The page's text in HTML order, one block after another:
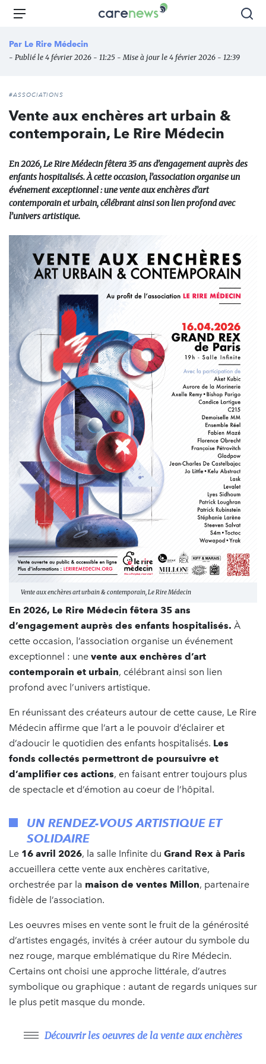
Aller
principal
Carenews,
des
Menu
Par Le Rire Médecin
- Publié le 4 février 2026 - 11:25 - Mise à jour le 4 février 2026 - 12:39
#ASSOCIATIONS
Vente aux enchères art urbain &
contemporain, Le Rire Médecin
En 2026, Le Rire Médecin fêtera 35 ans d’engagement auprès des
enfants hospitalisés. À cette occasion, l’association organise un
événement exceptionnel : une vente aux enchères d’art
contemporain et urbain, célébrant ainsi son lien profond avec
l’univers artistique.
Vente aux enchères art urbain & contemporain, Le Rire Médecin
En 2026, Le Rire Médecin fêtera 35 ans
d’engagement auprès des enfants hospitalisés. À
cette occasion, l’association organise un événement
exceptionnel : une vente aux enchères d’art
contemporain et urbain, célébrant ainsi son lien
profond avec l’univers artistique.
En réunissant des créateurs autour de cette cause, Le Rire
Médecin affirme que l’art a le pouvoir d’éclairer et
d’adoucir le quotidien des enfants hospitalisés. Les
fonds collectés permettront de poursuivre et
d’amplifier ces actions, en faisant entrer toujours plus
de spectacle et d’émotion au coeur de l’hôpital.
UN RENDEZ-VOUS ARTISTIQUE ET
SOLIDAIRE
Le 16 avril 2026, la salle Infinite du Grand Rex à Paris
accueillera cette vente aux enchères caritative,
orchestrée par la maison de ventes Millon, partenaire
fidèle de l’association.
Les oeuvres mises en vente sont le fruit de la générosité
d’artistes engagés, invités à créer autour du symbole du
nez rouge, marque emblématique du Rire Médecin.
Certains ont choisi une approche littérale, d’autres
symbolique ou graphique : autant de regards uniques sur
le plus petit masque du monde.
Découvrir les oeuvres de la vente aux enchères